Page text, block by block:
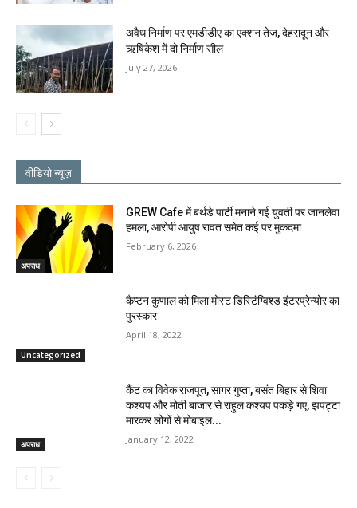
अवैध निर्माण पर एमडीडीए का एक्शन तेज, देहरादून और
ऋषिकेश में दो निर्माण सील
July 27, 2026
वीडियो न्यूज़
अपराध
GREW Cafe में बर्थडे पार्टी मनाने गई युवती पर जानलेवा
हमला, आरोपी आयुष रावत समेत कई पर मुकदमा
February 6, 2026
Uncategorized
कैप्टन कुणाल को मिला मोस्ट डिस्टिंग्विश्ड इंटरप्रेन्योर का
पुरस्कार
April 18, 2022
अपराध
कैंट का विवेक राजपूत, सागर गुप्ता, बसंत बिहार से शिवा
कश्यप और मोती बाजार से राहुल कश्यप पकड़े गए, झपट्टा
मारकर लोगों से मोबाइल...
January 12, 2022